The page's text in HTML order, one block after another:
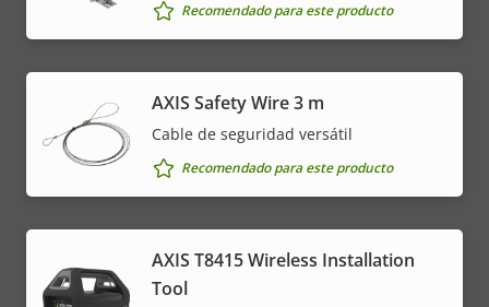
Recomendado para este producto
AXIS Safety Wire 3 m
Cable de seguridad versátil
Recomendado para este producto
AXIS T8415 Wireless Installation
Tool